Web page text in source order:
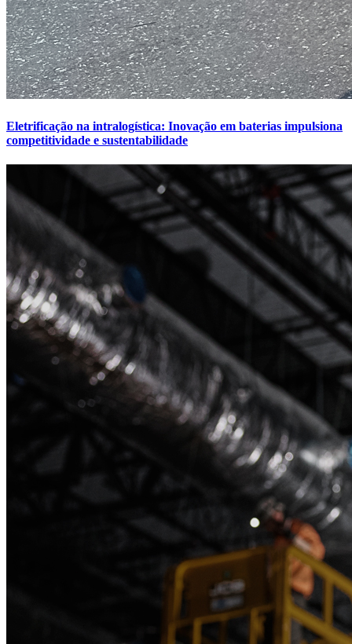
Eletrificação na intralogística: Inovação em baterias impulsiona
competitividade e sustentabilidade